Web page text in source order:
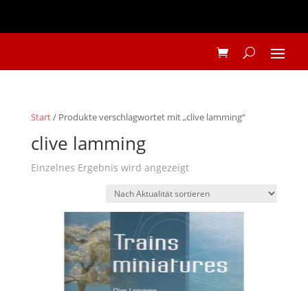
Start/ Produkte verschlagwortet mit „clive lamming“
clive lamming
Einzelnes Ergebnis wird angezeigt